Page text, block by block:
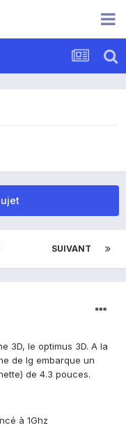
SUIVANT
3D, le optimus 3D. A la
de lg embarque un
de 4.3 pouces.
à 1Ghz